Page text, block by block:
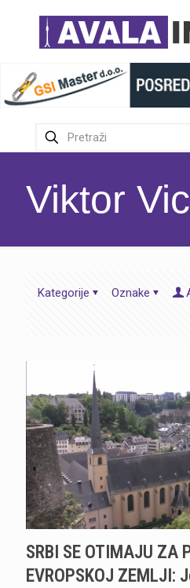
Viktor
Kategorije Oznake
SRBI SE OTIMAJU ZA
EVROPSKOJ ZEMLJI: